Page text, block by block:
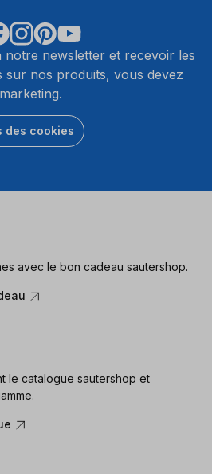
newsletter et recevoir les
sur nos produits, vous devez
des cookies
avec le bon cadeau sautershop.
le catalogue sautershop et